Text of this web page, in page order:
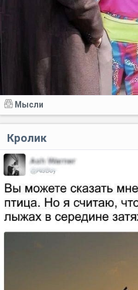
Мысли
Кролик